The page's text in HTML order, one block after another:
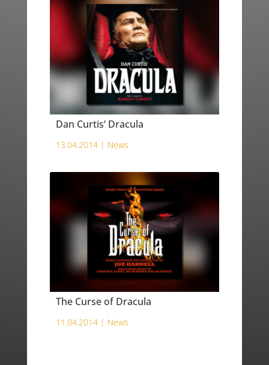
Dan Curtis‘ Dracula
13.04.2014 | News
The Curse of Dracula
11.04.2014 | News